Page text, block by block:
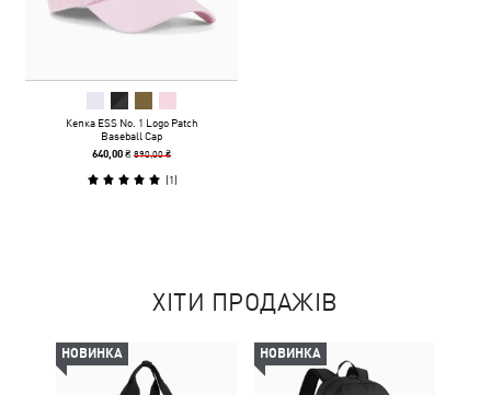
Кепка ESS No. 1 Logo Patch
Baseball Cap
640,00 ₴890,00 ₴
(1)
ХІТИ ПРОДАЖІВ
НОВИНКА НОВИНКА